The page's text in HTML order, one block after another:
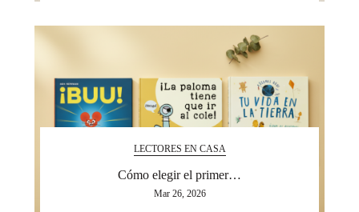
LECTORES EN CASA
Cómo elegir el primer…
Mar 26, 2026